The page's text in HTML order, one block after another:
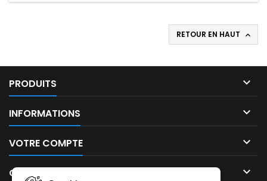
RETOUR EN HAUT 
PRODUITS 
INFORMATIONS 
VOTRE COMPTE 
CONTACT 